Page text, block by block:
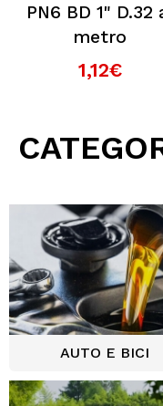
PN6 BD 1" D.32
metro
1,12€
AUTO E BICI